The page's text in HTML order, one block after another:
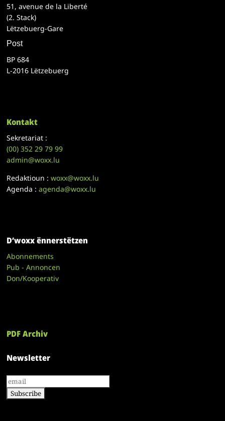
51, avenue de la Liberté
(2. Stack)
Lëtzebuerg-Gare
Post
BP 684
L-2016 Lëtzebuerg
Kontakt
Sekretariat :
(00)352 29 79 99
admin@woxx.lu
Redaktioun :woxx@woxx.lu
Agenda :agenda@woxx.lu
D’woxx ënnerstëtzen
Abonnements
Pub - Annoncen
Don/Kooperativ
PDF Archiv
Newsletter